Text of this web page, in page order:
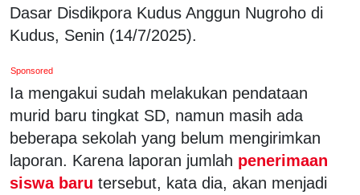
Dasar Disdikpora Kudus Anggun Nugroho di
Kudus, Senin (14/7/2025).
Sponsored
Ia mengakui sudah melakukan pendataan
murid baru tingkat SD, namun masih ada
beberapa sekolah yang belum mengirimkan
laporan. Karena laporan jumlah penerimaan
siswa baru tersebut, kata dia, akan menjadi